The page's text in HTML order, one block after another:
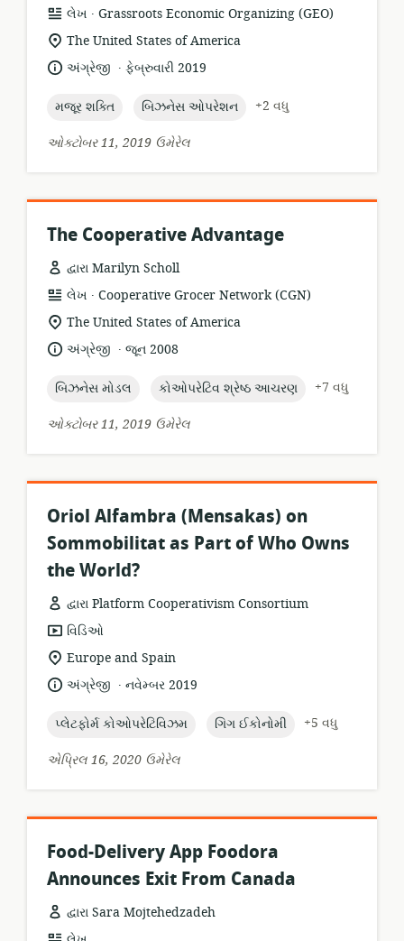
સંસાધન
બંધારણ:
લેખ .
પ્રકાશક:
Grassroots Economic Organizing (GEO)
સુસંગતતા
સ્થાન:
The United States of America
ભાષા:અંગ્રેજી .
પ્રકાશન
ફેબ્રુવારી 2019
topic:
મજૂર શક્તિ topic:
બિઝનેસ ઓપરેશન
+2 વધુ
ઓક્ટોબર 11, 2019 ઉમેરેલ
The Cooperative Advantage
દ્વારા Marilyn Scholl
સંસાધન
બંધારણ:
લેખ .
પ્રકાશક:
Cooperative Grocer Network (CGN)
સુસંગતતા
સ્થાન:
The United States of America
ભાષા:અંગ્રેજી .
પ્રકાશન
જૂન 2008
topic:
બિઝનેસ મોડલ topic:
કોઓપરેટિવ શ્રેષ્ઠ આચરણ
+7 વધુ
ઓક્ટોબર 11, 2019 ઉમેરેલ
Oriol Alfambra (Mensakas) on
Sommobilitat as Part of Who Owns
the World?
દ્વારા Platform Cooperativism Consortium
સંસાધન
બંધારણ:
વિડિઓ
સુસંગતતા
સ્થાન:
Europe and Spain
ભાષા:અંગ્રેજી .
પ્રકાશન
નવેમ્બર 2019
topic:
પ્લેટફોર્મ કોઓપરેટિવિઝમ topic:
ગિગ ઈકોનોમી
+5 વધુ
એપ્રિલ 16, 2020 ઉમેરેલ
Food-Delivery App Foodora
Announces Exit From Canada
દ્વારા Sara Mojtehedzadeh